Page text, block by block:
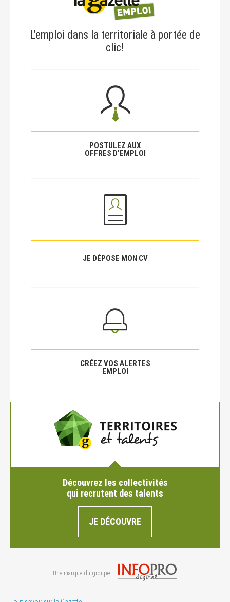
L’emploi dans la territoriale à portée de
clic!
POSTULEZ AUX
OFFRES D’EMPLOI
JE DÉPOSE MON CV
CRÉEZ VOS ALERTES
EMPLOI
Découvrez les collectivités
qui recrutent des talents
JE DÉCOUVRE
Une marque du groupe